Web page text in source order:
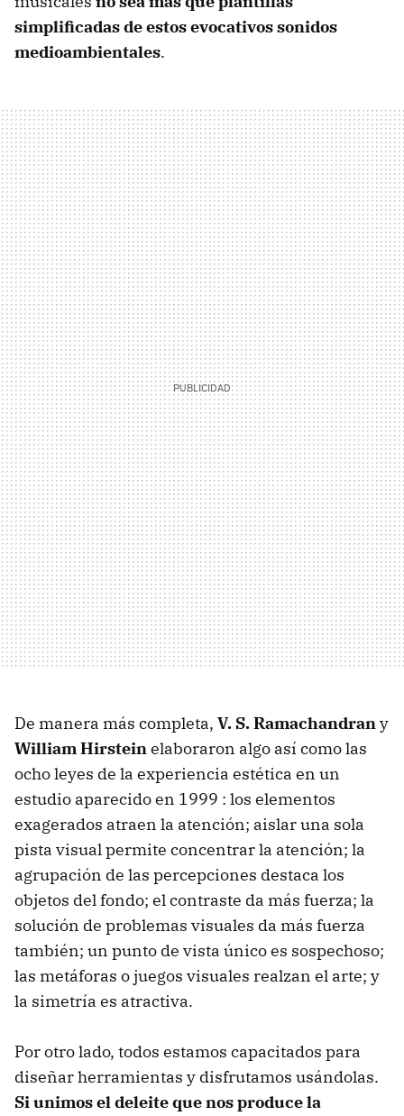
simplificadas de estos evocativos sonidos
medioambientales.
De manera más completa, V. S. Ramachandrany
William Hirsteinelaboraron algo así como las
ocho leyes de la experiencia estética en un
estudio aparecido en 1999 : los elementos
exagerados atraen la atención; aislar una sola
pista visual permite concentrar la atención; la
agrupación de las percepciones destaca los
objetos del fondo; el contraste da más fuerza; la
solución de problemas visuales da más fuerza
también; un punto de vista único es sospechoso;
las metáforas o juegos visuales realzan el arte; y
la simetría es atractiva.
Por otro lado, todos estamos capacitados para
diseñar herramientas y disfrutamos usándolas.
Si unimos el deleite que nos produce la